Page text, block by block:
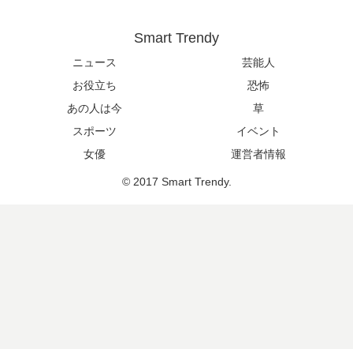
Smart Trendy
ニュース
芸能人
お役立ち
恐怖
あの人は今
草
スポーツ
イベント
女優
運営者情報
© 2017 Smart Trendy.